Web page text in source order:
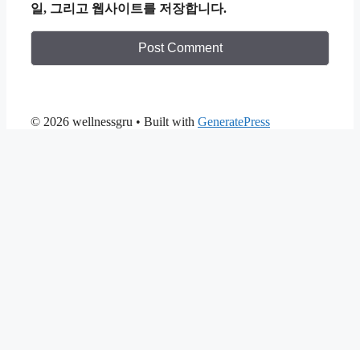
일, 그리고 웹사이트를 저장합니다.
© 2026 wellnessgru • Built with GeneratePress